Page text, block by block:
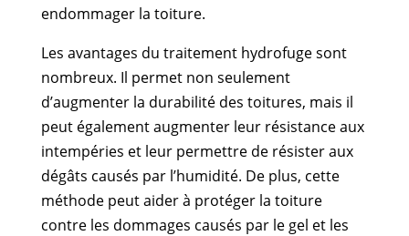
endommager la toiture.
Les avantages du traitement hydrofuge sont
nombreux. Il permet non seulement
d’augmenter la durabilité des toitures, mais il
peut également augmenter leur résistance aux
intempéries et leur permettre de résister aux
dégâts causés par l’humidité. De plus, cette
méthode peut aider à protéger la toiture
contre les dommages causés par le gel et les